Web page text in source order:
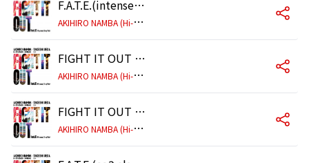
F.A.T.E.(intense Remix)
A
KIHIRO NAMBA (Hi-STANDARD / NAMBA69) × TAKESHI UEDA (AA=)
FIGHT IT OUT feat. K (Pay money To my Pain)(ヒゲドライバー Remix)
A
KIHIRO NAMBA (Hi-STANDARD / NAMBA69) × TAKESHI UEDA (AA=)
FIGHT IT OUT feat. K (Pay money To my Pain)(Neo Needle Remix)
A
KIHIRO NAMBA (Hi-STANDARD / NAMBA69) × TAKESHI UEDA (AA=)